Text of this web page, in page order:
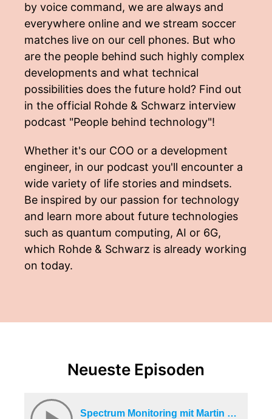
by voice command, we are always and
everywhere online and we stream soccer
matches live on our cell phones. But who
are the people behind such highly complex
developments and what technical
possibilities does the future hold? Find out
in the official Rohde & Schwarz interview
podcast "People behind technology"!
Whether it's our COO or a development
engineer, in our podcast you'll encounter a
wide variety of life stories and mindsets.
Be inspired by our passion for technology
and learn more about future technologies
such as quantum computing, AI or 6G,
which Rohde & Schwarz is already working
on today.
Neueste Episoden
Spectrum Monitoring mit Martin Schelkle